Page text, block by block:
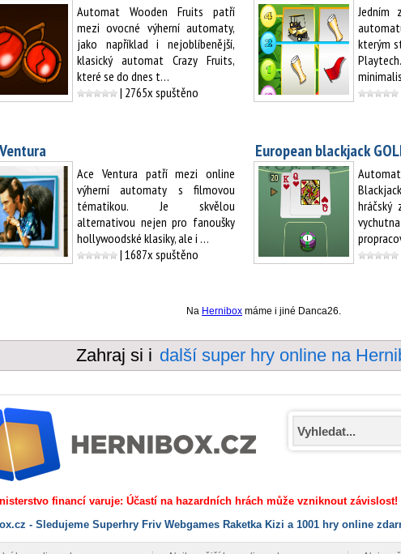
Automat Wooden Fruits patří
mezi ovocné výherní automaty,
jako například i nejoblíbenější,
klasický automat Crazy Fruits,
které se do dnes t…
| 2765x spuštěno
Jedním
kterým
Ace Ventura patří mezi online
výherní automaty s filmovou
tématikou. Je skvělou
alternativou nejen pro fanoušky
hollywoodské klasiky, ale i …
| 1687x spuštěno
European blackjack
hráčský
Na Hernibox máme i jiné Danca26.
Zahraj si i další super hry online na
financí varuje: Účastí na hazardních hrách může vzniknout závislost!
- Sledujeme Superhry Friv Webgames Raketka Kizi a 1001 hry online